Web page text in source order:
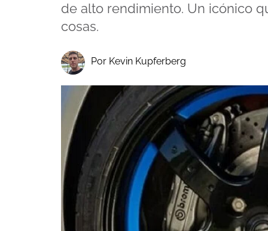
de alto rendimiento. Un icónico
cosas.
Por Kevin Kupferberg